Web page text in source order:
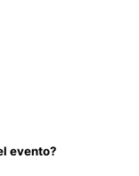
evento?